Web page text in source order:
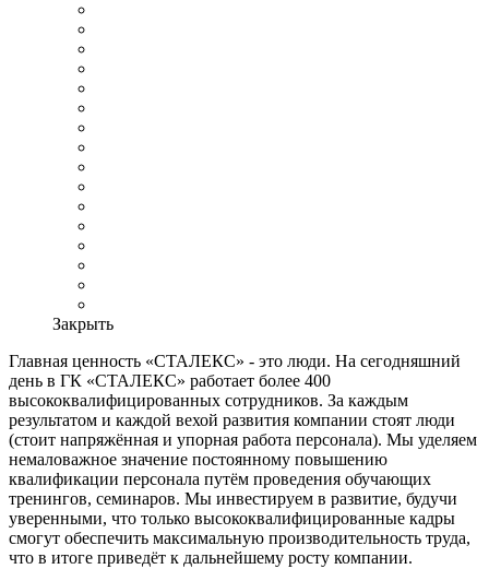
Закрыть
Главная ценность «СТАЛЕКС» - это люди. На сегодняшний
день в ГК «СТАЛЕКС» работает более 400
высококвалифицированных сотрудников. За каждым
результатом и каждой вехой развития компании стоят люди
(стоит напряжённая и упорная работа персонала). Мы уделяем
немаловажное значение постоянному повышению
квалификации персонала путём проведения обучающих
тренингов, семинаров. Мы инвестируем в развитие, будучи
уверенными, что только высококвалифицированные кадры
смогут обеспечить максимальную производительность труда,
что в итоге приведёт к дальнейшему росту компании.